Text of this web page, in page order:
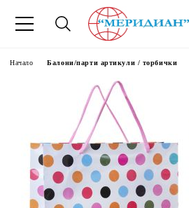
Начало Балони/парти артикули / торбички